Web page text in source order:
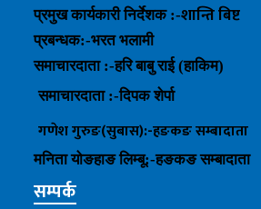
प्रमुख कार्यकारी निर्देशक :-शान्ति बिष्ट
प्रबन्धक:-भरत भलामी
समाचारदाता :-हरि बाबु राई (हाकिम)
समाचारदाता :-दिपक शेर्पा
गणेश गुरुङ(सुबास):-हङकङसम्बादाता
मनिता योङहाङलिम्बू:-हङकङ सम्बादाता
सम्पर्क